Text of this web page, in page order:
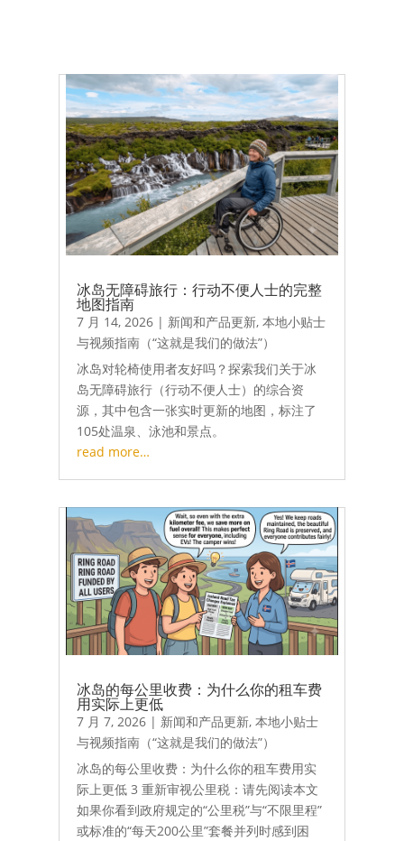
冰岛无障碍旅行：行动不便人士的完整
地图指南
7 月 14, 2026| 新闻和产品更新, 本地小贴士
与视频指南（“这就是我们的做法”）
冰岛对轮椅使用者友好吗？探索我们关于冰
岛无障碍旅行（行动不便人士）的综合资
源，其中包含一张实时更新的地图，标注了
105处温泉、泳池和景点。
read more…
冰岛的每公里收费：为什么你的租车费
用实际上更低
7 月 7, 2026| 新闻和产品更新, 本地小贴士
与视频指南（“这就是我们的做法”）
冰岛的每公里收费：为什么你的租车费用实
际上更低 3 重新审视公里税：请先阅读本文
如果你看到政府规定的“公里税”与“不限里程”
或标准的“每天200公里”套餐并列时感到困